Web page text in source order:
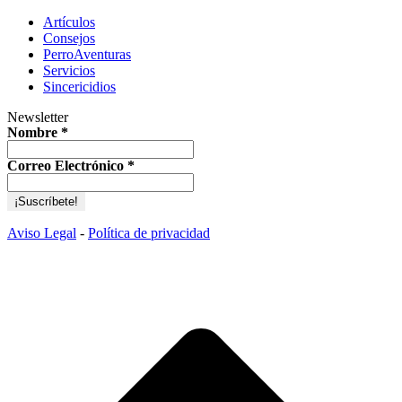
Artículos
Consejos
PerroAventuras
Servicios
Sincericidios
Newsletter
Nombre *
Correo Electrónico *
Aviso Legal - Política de privacidad